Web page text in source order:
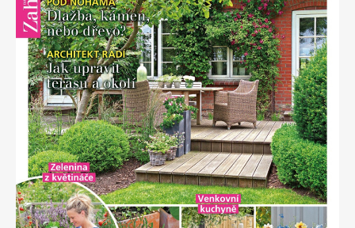
Svět ženy Marianne Venkov & styl